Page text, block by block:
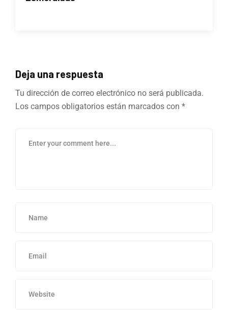
Deja una respuesta
Tu dirección de correo electrónico no será publicada.
Los campos obligatorios están marcados con *